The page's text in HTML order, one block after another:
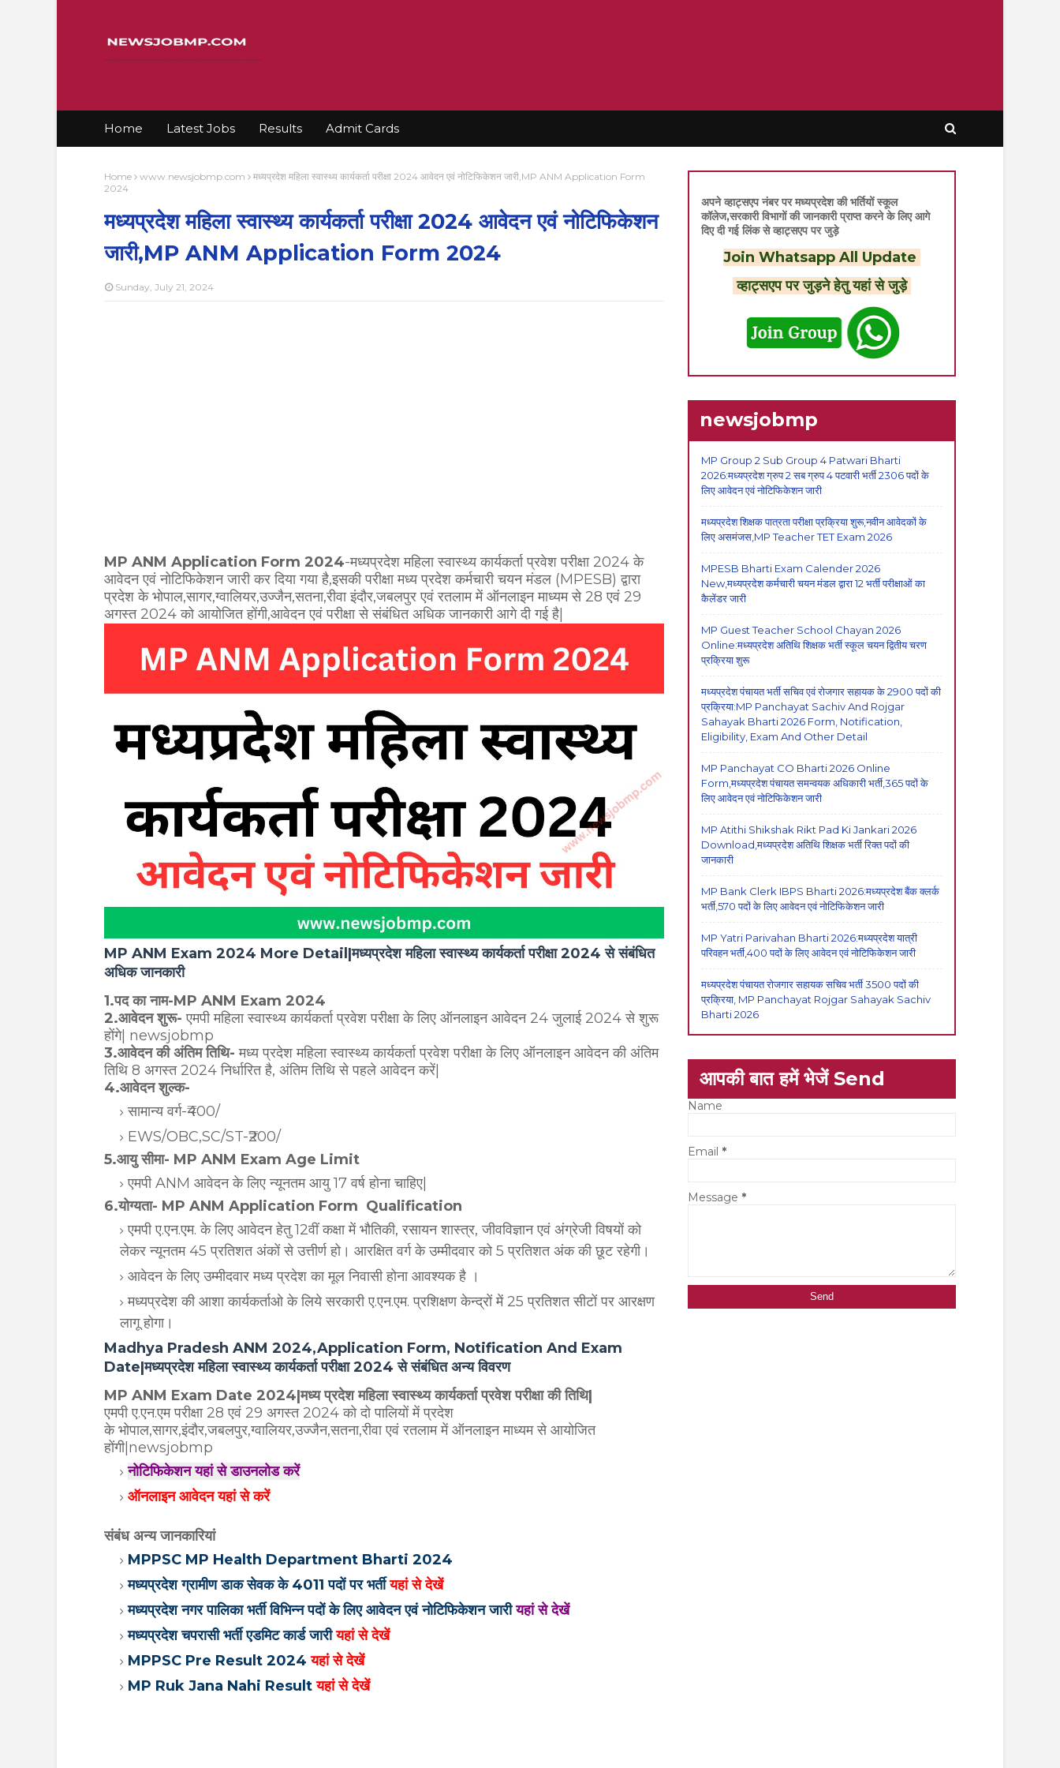
Home Latest Jobs Results Admit Cards
Home www.newsjobmp.com
मध्यप्रदेश महिला स्वास्थ्य कार्यकर्ता परीक्षा 2024 आवेदन एवं नोटिफिकेशन जारी,MP ANM Application Form
2024
मध्यप्रदेश महिला स्वास्थ्य कार्यकर्ता परीक्षा 2024 आवेदन एवं नोटिफिकेशन
जारी,MP ANM Application Form 2024
Sunday, July 21, 2024
MP ANM Application Form 2024-मध्यप्रदेश महिला स्वास्थ्य कार्यकर्ता प्रवेश परीक्षा 2024 के
आवेदन एवं नोटिफिकेशन जारी कर दिया गया है,इसकी परीक्षा मध्य प्रदेश कर्मचारी चयन मंडल (MPESB) द्वारा
प्रदेश के भोपाल,सागर,ग्वालियर,उज्जैन,सतना,रीवा इंदौर,जबलपुर एवं रतलाम में ऑनलाइन माध्यम से 28 एवं 29
अगस्त 2024 को आयोजित होंगी,आवेदन एवं परीक्षा से संबंधित अधिक जानकारी आगे दी गई है|
MP ANM Exam 2024 More Detail|मध्यप्रदेश महिला स्वास्थ्य कार्यकर्ता परीक्षा 2024 से संबंधित
अधिक जानकारी
1.पद का नाम-MP ANM Exam 2024
2.आवेदन शुरू-एमपी महिला स्वास्थ्य कार्यकर्ता प्रवेश परीक्षा के लिए ऑनलाइन आवेदन 24 जुलाई 2024 से शुरू
होंगे| newsjobmp
3.आवेदन की अंतिम तिथि-मध्य प्रदेश महिला स्वास्थ्य कार्यकर्ता प्रवेश परीक्षा के लिए ऑनलाइन आवेदन की अंतिम
तिथि 8 अगस्त 2024 निर्धारित है, अंतिम तिथि से पहले आवेदन करें|
4.आवेदन शुल्क-
सामान्य वर्ग-₹400/
EWS/OBC,SC/ST-₹200/
5.आयु सीमा- MP ANM Exam Age Limit
एमपी ANM आवेदन के लिए न्यूनतम आयु 17 वर्ष होना चाहिए|
6.योग्यता- MP ANM Application Form Qualification
एमपी ए.एन.एम. के लिए आवेदन हेतु 12वीं कक्षा में भौतिकी, रसायन शास्त्र, जीवविज्ञान एवं अंग्रेजी विषयों को
लेकर न्यूनतम 45 प्रतिशत अंकों से उत्तीर्ण हो। आरक्षित वर्ग के उम्मीदवार को 5 प्रतिशत अंक की छूट रहेगी।
आवेदन के लिए उम्मीदवार मध्य प्रदेश का मूल निवासी होना आवश्यक है ।
मध्यप्रदेश की आशा कार्यकर्ताओ के लिये सरकारी ए.एन.एम. प्रशिक्षण केन्द्रों में 25 प्रतिशत सीटों पर आरक्षण
लागू होगा।
Madhya Pradesh ANM 2024,Application Form, Notification And Exam
Date|मध्यप्रदेश महिला स्वास्थ्य कार्यकर्ता परीक्षा 2024 से संबंधित अन्य विवरण
MP ANM Exam Date 2024|मध्य प्रदेश महिला स्वास्थ्य कार्यकर्ता प्रवेश परीक्षा की तिथि|
एमपी ए.एन.एम परीक्षा 28 एवं 29 अगस्त 2024 को दो पालियों में प्रदेश
के भोपाल,सागर,इंदौर,जबलपुर,ग्वालियर,उज्जैन,सतना,रीवा एवं रतलाम में ऑनलाइन माध्यम से आयोजित
होंगी|newsjobmp
नोटिफिकेशन यहां से डाउनलोड करें
ऑनलाइन आवेदन यहां से करें
संबंध अन्य जानकारियां
MPPSC MP Health Department Bharti 2024
मध्यप्रदेश ग्रामीण डाक सेवक के 4011 पदों पर भर्ती यहां से देखें
मध्यप्रदेश नगर पालिका भर्ती विभिन्न पदों के लिए आवेदन एवं नोटिफिकेशन जारीयहां से देखें
मध्यप्रदेश चपरासी भर्ती एडमिट कार्ड जारीयहां से देखें
MPPSC Pre Result 2024यहां से देखें
MP Ruk Jana Nahi Result यहां से देखें
अपने व्हाट्सएप नंबर पर मध्यप्रदेश की भर्तियों स्कूल
कॉलेज,सरकारी विभागों की जानकारी प्राप्त करने के लिए आगे
दिए दी गई लिंक से व्हाट्सएप पर जुड़े
Join Whatsapp All Update
व्हाट्सएप पर जुड़ने हेतु यहां से जुड़े
newsjobmp
MP Group 2 Sub Group 4 Patwari Bharti
2026:मध्यप्रदेश ग्रुप 2 सब ग्रुप 4 पटवारी भर्ती 2306 पदों के
लिए आवेदन एवं नोटिफिकेशन जारी
मध्यप्रदेश शिक्षक पात्रता परीक्षा प्रक्रिया शुरू,नवीन आवेदकों के
लिए असमंजस,MP Teacher TET Exam 2026
MPESB Bharti Exam Calender 2026
New,मध्यप्रदेश कर्मचारी चयन मंडल द्वारा 12 भर्ती परीक्षाओं का
कैलेंडर जारी
MP Guest Teacher School Chayan 2026
Online:मध्यप्रदेश अतिथि शिक्षक भर्ती स्कूल चयन द्वितीय चरण
प्रक्रिया शुरू
मध्यप्रदेश पंचायत भर्ती सचिव एवं रोजगार सहायक के 2900 पदों की
प्रक्रिया:MP Panchayat Sachiv And Rojgar
Sahayak Bharti 2026 Form, Notification,
Eligibility, Exam And Other Detail
MP Panchayat CO Bharti 2026 Online
Form,मध्यप्रदेश पंचायत समन्वयक अधिकारी भर्ती,365 पदों के
लिए आवेदन एवं नोटिफिकेशन जारी
MP Atithi Shikshak Rikt Pad Ki Jankari 2026
Download,मध्यप्रदेश अतिथि शिक्षक भर्ती रिक्त पदों की
जानकारी
MP Bank Clerk IBPS Bharti 2026:मध्यप्रदेश बैंक क्लर्क
भर्ती,570 पदों के लिए आवेदन एवं नोटिफिकेशन जारी
MP Yatri Parivahan Bharti 2026:मध्यप्रदेश यात्री
परिवहन भर्ती,400 पदों के लिए आवेदन एवं नोटिफिकेशन जारी
मध्यप्रदेश पंचायत रोजगार सहायक सचिव भर्ती 3500 पदों की
प्रक्रिया, MP Panchayat Rojgar Sahayak Sachiv
Bharti 2026
आपकी बात हमें भेजें Send
Name
Email *
Message *